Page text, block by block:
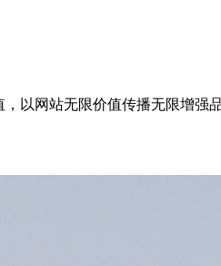
以网站无限价值传播无限增强品